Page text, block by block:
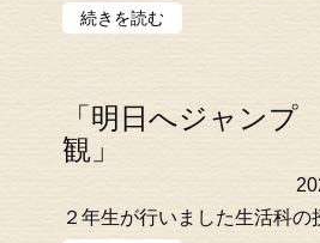
続きを読む
「明日へジャン
観」
２年生が行いました生活科の